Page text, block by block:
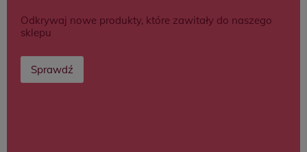
Odkrywaj nowe produkty, które zawitały do naszego
sklepu
Sprawdź